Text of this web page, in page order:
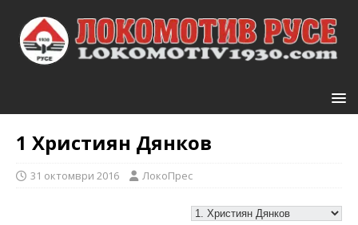
1 Християн Дянков
31 октомври 2016 ЛокоПрес